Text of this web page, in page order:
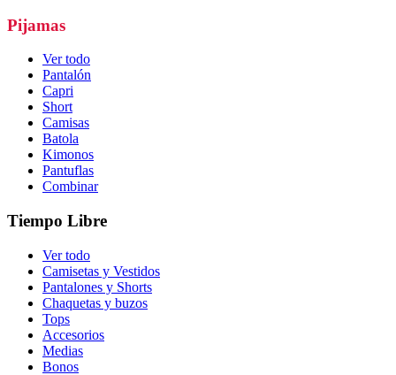
Pijamas
Ver todo
Pantalón
Capri
Short
Camisas
Batola
Kimonos
Pantuflas
Combinar
Tiempo Libre
Ver todo
Camisetas y Vestidos
Pantalones y Shorts
Chaquetas y buzos
Tops
Accesorios
Medias
Bonos